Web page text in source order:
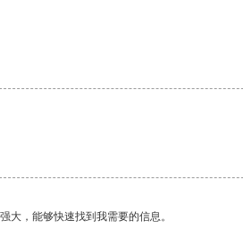
，能够快速找到我需要的信息。